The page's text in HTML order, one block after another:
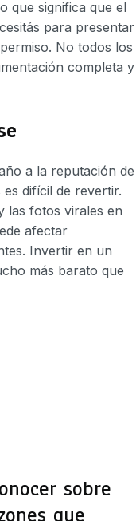
que significa que el
para presentar
No todos los
completa y
a la reputación de
difícil de revertir.
las fotos virales en
afectar
Invertir en un
más barato que
sobre